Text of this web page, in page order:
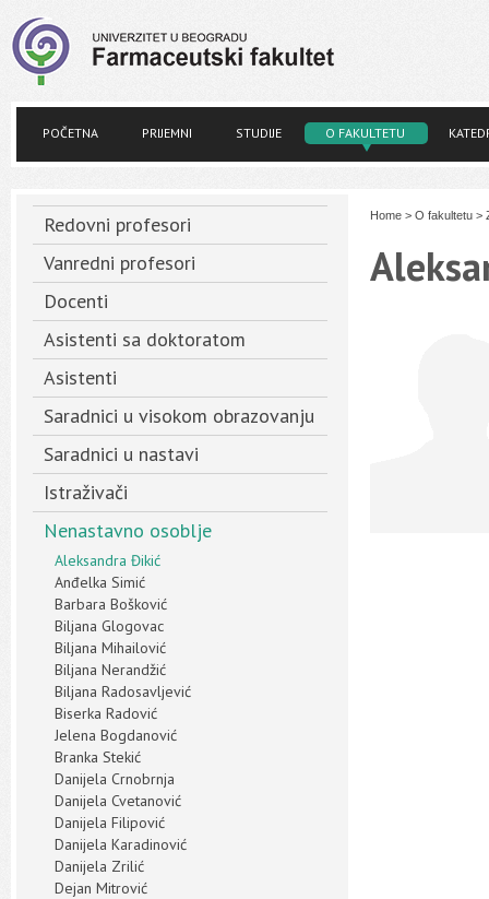
POČETNA PRIJEMNI STUDIJE O FAKULTETU
Redovni profesori
Vanredni profesori
Docenti
Asistenti sa doktoratom
Asistenti
Saradnici u visokom obrazovanju
Saradnici u nastavi
Istraživači
Nenastavno osoblje
Aleksandra Đikić
Anđelka Simić
Barbara Bošković
Biljana Glogovac
Biljana Mihailović
Biljana Nerandžić
Biljana Radosavljević
Biserka Radović
Jelena Bogdanović
Branka Stekić
Danijela Crnobrnja
Danijela Cvetanović
Danijela Filipović
Danijela Karadinović
Danijela Zrilić
Dejan Mitrović
Home > O fakultetu >